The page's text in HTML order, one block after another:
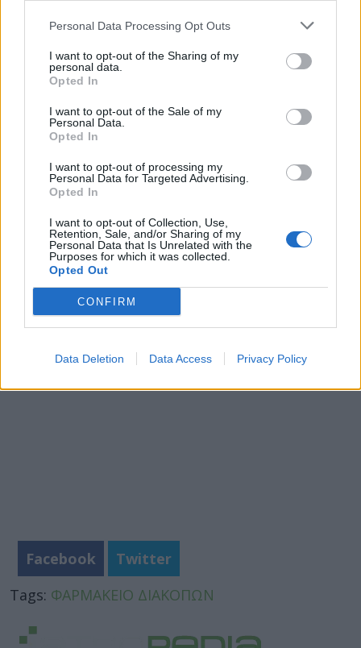
Personal Data Processing Opt Outs
I want to opt-out of the Sharing of my
personal data.
Opted In
I want to opt-out of the Sale of my
Personal Data.
Opted In
I want to opt-out of processing my
Personal Data for Targeted Advertising.
Opted In
I want to opt-out of Collection, Use,
Retention, Sale, and/or Sharing of my
Personal Data that Is Unrelated with the
Purposes for which it was collected.
Opted Out
CONFIRM
Data Deletion Data Access Privacy Policy
παιδίατρο σε περίπτωση χρήσης κάποιου
ειδικού φαρμάκου από το φαρμακείο.
Έχετε μαζί σας μερικά
νοσοκομείου ή κέντρου υγείας ή φαρμακείου
της περιοχής των διακοπών σας καθώς και το
τηλέφωνο κέντρου δηλητηριάσεων (210-
7793777).
Σε περίπτωση ανάγκης
Καλείτε1016(με αστική χρέωση από σταθερό
τηλέφωνο ή κινητό από όλη την Ελλάδα) και
μιλάτε δωρεάν με συντονιστή ιατρό ή
νοσηλευτή μέρα και νύχτα, Σαββατοκύριακα και
αργίες, 24 ώρες το 24ωρο.
Facebook
Twitter
Tags: ΦΑΡΜΑΚΕΙΟ ΔΙΑΚΟΠΩΝ